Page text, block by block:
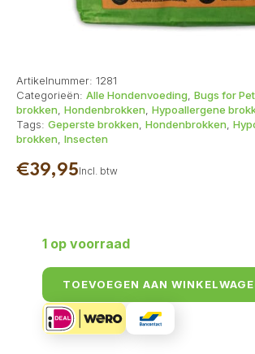
Artikelnummer: 1281
Categorieën: Alle Hondenvoeding, Bugs for
brokken, Hondenbrokken, Hypoallergene
Tags: Geperste brokken, Hondenbrokken,
brokken, Insecten
€39,95Incl. btw
1 op voorraad
TOEVOEGEN AAN